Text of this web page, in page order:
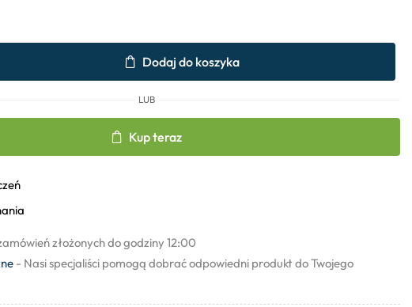
Dodaj do koszyka
LUB
Kup teraz
złożonych do godziny 12:00
- Nasi specjaliści pomogą dobrać odpowiedni produkt do Twojego